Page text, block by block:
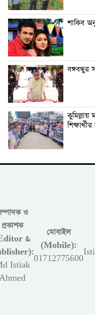
শাকিব
বঙ্গবন্ধুর
ও
প্রকাশক
&
Istiak
মোবাইল
(Mobile):
01712775600